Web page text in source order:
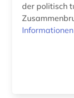
der politisch
Informationen